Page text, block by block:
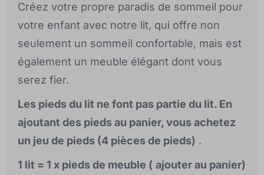
Créez votre propre paradis de sommeil pour
votre enfant avec notre lit, qui offre non
seulement un sommeil confortable, mais est
également un meuble élégant dont vous
serez fier.
Les pieds du lit ne font pas partie du lit. En
ajoutant des pieds au panier, vous achetez
un jeu de pieds (4 pièces de pieds) .
1 lit = 1 x pieds de meuble ( ajouter au panier)